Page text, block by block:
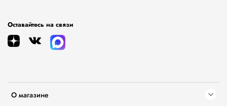
О магазине
Оставайтесь на связи